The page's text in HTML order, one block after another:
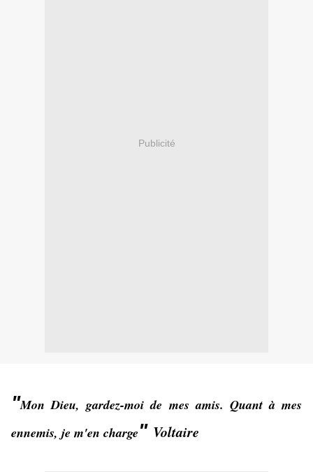
Publicité
"Mon Dieu, gardez-moi de mes amis. Quant à mes
ennemis, je m'en charge" Voltaire